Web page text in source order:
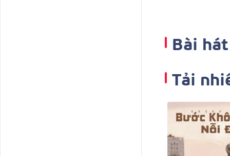
Bài
Tải